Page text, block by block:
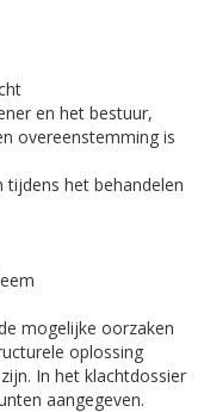
en het bestuur,
overeenstemming is
tijdens het behandelen
mogelijke oorzaken
oplossing
In het klachtdossier
aangegeven.